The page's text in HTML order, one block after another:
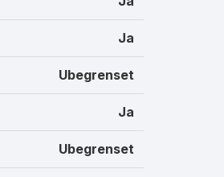
Ja
Ubegrenset
Ja
Ubegrenset